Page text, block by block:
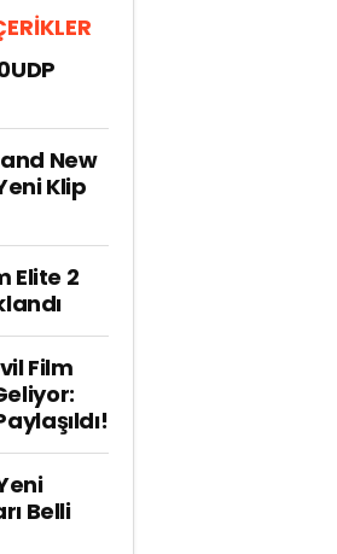
New
Klip
Elite 2
Film
Belli